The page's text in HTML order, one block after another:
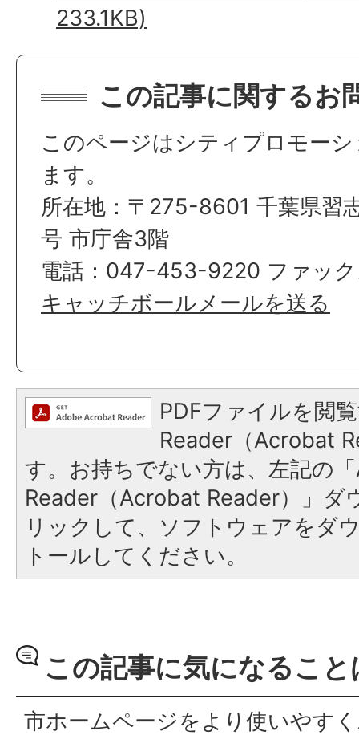
233.1KB)
この記事に関するお
このページはシティプロモー
ます。
所在地：〒275-8601 千葉県習
号 市庁舎3階
電話：047-453-9220 ファッ
キャッチボールメールを送る
PDFファイルを閲
Reader（Acrobat
す。お持ちでない方は、左記の
Reader（Acrobat Reader）」ダ
リックして、ソフトウェアをダ
トールしてください。
この記事に気になるこ
市ホームページをより使いやす